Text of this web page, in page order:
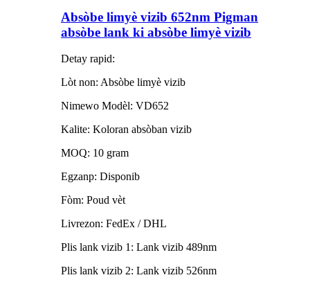
Absòbe limyè vizib 652nm Pigman
absòbe lank ki absòbe limyè vizib
Detay rapid:
Lòt non: Absòbe limyè vizib
Nimewo Modèl: VD652
Kalite: Koloran absòban vizib
MOQ: 10 gram
Egzanp: Disponib
Fòm: Poud vèt
Livrezon: FedEx / DHL
Plis lank vizib 1: Lank vizib 489nm
Plis lank vizib 2: Lank vizib 526nm